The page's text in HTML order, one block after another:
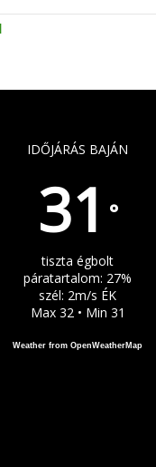
IDŐJÁRÁS BAJÁN
31 °
tiszta égbolt
páratartalom: 27%
szél: 2m/s ÉK
Max 32 • Min 31
Weather from OpenWeatherMap